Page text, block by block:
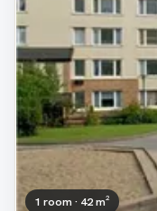
1 room · 42 m²